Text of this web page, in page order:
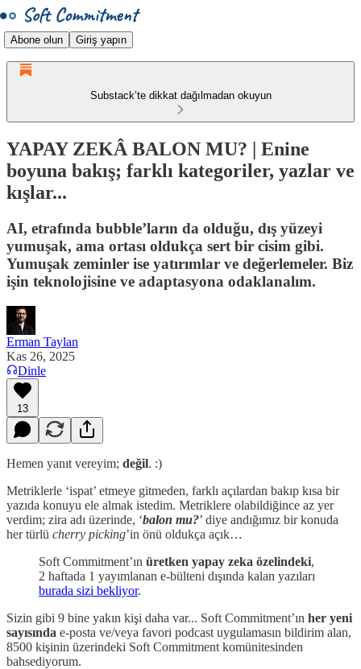
Abone olun Giriş yapın
Substack’te dikkat dağılmadan okuyun
YAPAY ZEKÂ BALON MU? | Enine
boyuna bakış; farklı kategoriler, yazlar ve
kışlar...
AI, etrafında bubble’ların da olduğu, dış yüzeyi
yumuşak, ama ortası oldukça sert bir cisim gibi.
Yumuşak zeminler ise yatırımlar ve değerlemeler. Biz
işin teknolojisine ve adaptasyona odaklanalım.
Erman Taylan
Kas 26, 2025
Dinle
13
Hemen yanıt vereyim; değil. :)
Metriklerle ‘ispat’ etmeye gitmeden, farklı açılardan bakıp kısa bir
yazıda konuyu ele almak istedim. Metriklere olabildiğince az yer
verdim; zira adı üzerinde, ‘balon mu?’ diye andığımız bir konuda
her türlü cherry picking’in önü oldukça açık…
Soft Commitment’ın üretken yapay zeka özelindeki,
2 haftada 1 yayımlanan e-bülteni dışında kalan yazıları
burada sizi bekliyor.
Sizin gibi 9 bine yakın kişi daha var... Soft Commitment’ın her yeni
sayısında e-posta ve/veya favori podcast uygulamasın bildirim alan,
8500 kişinin üzerindeki Soft Commitment komünitesinden
bahsediyorum.